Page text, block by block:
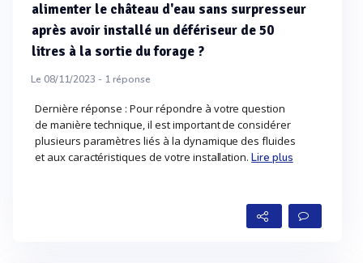
alimenter le château d'eau sans surpresseur
après avoir installé un défériseur de 50
litres à la sortie du forage ?
Le 08/11/2023 - 1réponse
Dernière réponse : Pour répondre à votre question
de manière technique, il est important de considérer
plusieurs paramètres liés à la dynamique des fluides
et aux caractéristiques de votre installation.Lire plus